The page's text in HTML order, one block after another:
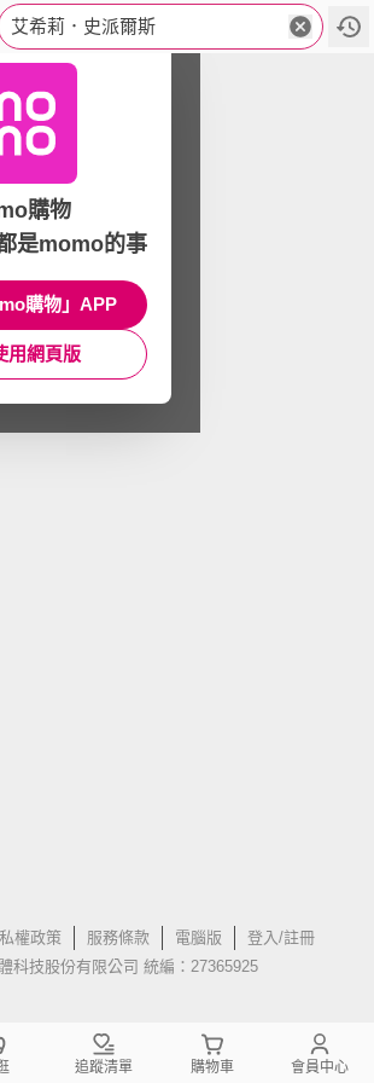
艾希莉．史派爾斯
權政策 服務條款 電腦版
登入/註冊
科技股份有限公司 統編：27365925
購物
是momo的事
購物」APP
用網頁版
追蹤清單 購物車 會員中心